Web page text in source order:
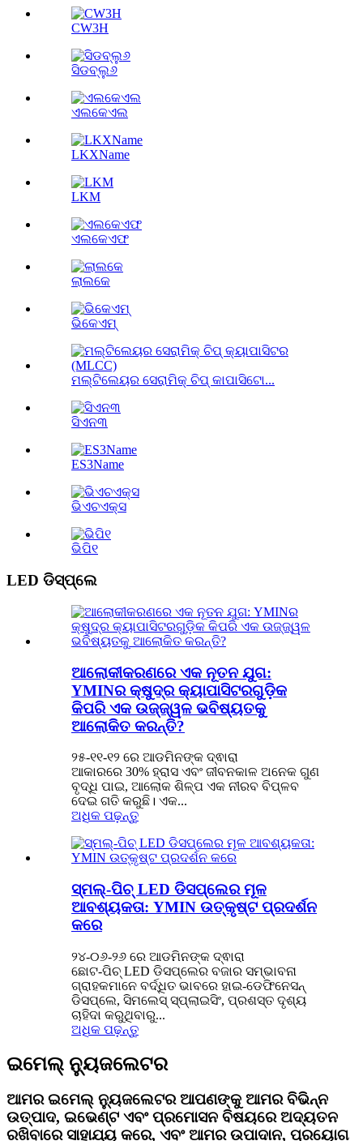
CW3H
ସିଡବ୍ଲୁ୬
ଏଲକେଏଲ
LKXName
LKM
ଏଲକେଏଫ
ଲାଲକେ
ଭିକେଏମ୍
ମଲ୍ଟିଲେୟର ସେରାମିକ୍ ଚିପ୍ କାପାସିଟୋ...
ସିଏନ୩
ES3Name
ଭିଏଚଏକ୍ସ
ଭିପି୧
LED ଡିସ୍‌ପ୍ଲେ
ଆଲୋକୀକରଣରେ ଏକ ନୂତନ ଯୁଗ:
YMINର କ୍ଷୁଦ୍ର କ୍ୟାପାସିଟରଗୁଡ଼ିକ
କିପରି ଏକ ଉଜ୍ଜ୍ୱଳ ଭବିଷ୍ୟତକୁ
ଆଲୋକିତ କରନ୍ତି?
୨୫-୧୧-୧୨ ରେ ଆଡମିନଙ୍କ ଦ୍ଵାରା
ଆକାରରେ 30% ହ୍ରାସ ଏବଂ ଜୀବନକାଳ ଅନେକ ଗୁଣ
ବୃଦ୍ଧି ପାଇ, ଆଲୋକ ଶିଳ୍ପ ଏକ ନୀରବ ବିପ୍ଳବ
ଦେଇ ଗତି କରୁଛି। ଏକ...
ଅଧିକ ପଢ଼ନ୍ତୁ
ସ୍ମଲ୍-ପିଚ୍ LED ଡିସପ୍ଲେର ମୂଳ
ଆବଶ୍ୟକତା: YMIN ଉତ୍କୃଷ୍ଟ ପ୍ରଦର୍ଶନ
କରେ
୨୪-୦୬-୨୬ ରେ ଆଡମିନଙ୍କ ଦ୍ଵାରା
ଛୋଟ-ପିଚ୍ LED ଡିସପ୍ଲେର ବଜାର ସମ୍ଭାବନା
ଗ୍ରାହକମାନେ ବର୍ଦ୍ଧିତ ଭାବରେ ହାଇ-ଡେଫିନେସନ୍
ଡିସପ୍ଲେ, ସିମଲେସ୍ ସ୍ପ୍ଲାଇସିଂ, ପ୍ରଶସ୍ତ ଦୃଶ୍ୟ
ଚାହିଦା କରୁଥିବାରୁ...
ଅଧିକ ପଢ଼ନ୍ତୁ
ଇମେଲ୍ ନ୍ୟୁଜଲେଟର
ଆମର ଇମେଲ୍ ନ୍ୟୁଜଲେଟର ଆପଣଙ୍କୁ ଆମର ବିଭିନ୍ନ
ଉତ୍ପାଦ, ଇଭେଣ୍ଟ ଏବଂ ପ୍ରମୋସନ ବିଷୟରେ ଅଦ୍ୟତନ
ରଖିବାରେ ସାହାଯ୍ୟ କରେ, ଏବଂ ଆମର ଉପାଦାନ, ପ୍ରୟୋଗ